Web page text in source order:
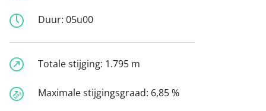
Duur: 05u00
Totale stijging: 1.795 m
Maximale stijgingsgraad: 6,85 %